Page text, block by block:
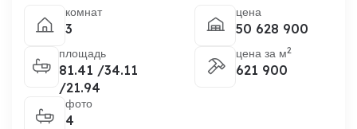
комнат
3
площадь
81.41 /34.11
/21.94
цена
50 628 900
цена за м2
621 900
фото
4